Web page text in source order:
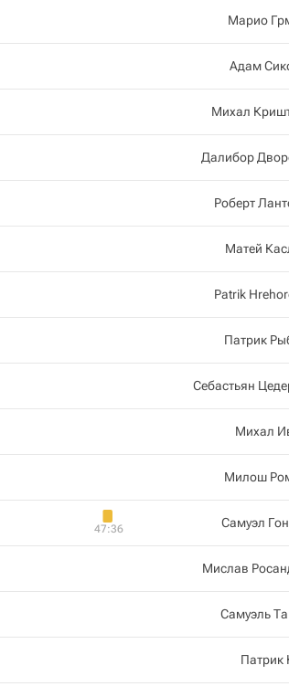
Марио
Адам
Михал
Далибор
Роберт
Матей
Patrik
Патрик
Себастьян
Михал
Милош
Самуэл
47:36
Мислав
Самуэль
Патрик